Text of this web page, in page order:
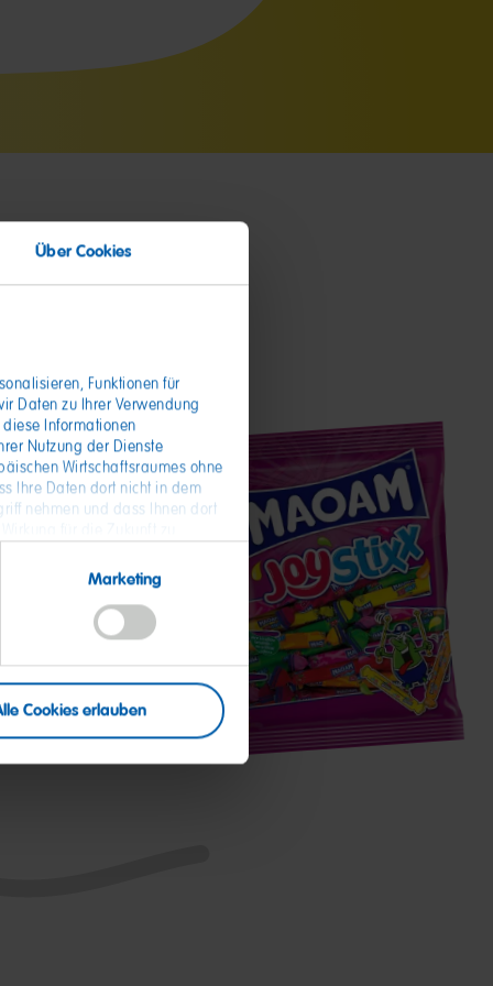
Über Cookies
Funktionen für
Daten zu Ihrer Verwendung
Informationen
Nutzung der Dienste
Wirtschaftsraumes ohne
Ihre Daten dort nicht in dem
nehmen und dass Ihnen dort
Marketing
Cookies erlauben
MAOAM
JoyStixx